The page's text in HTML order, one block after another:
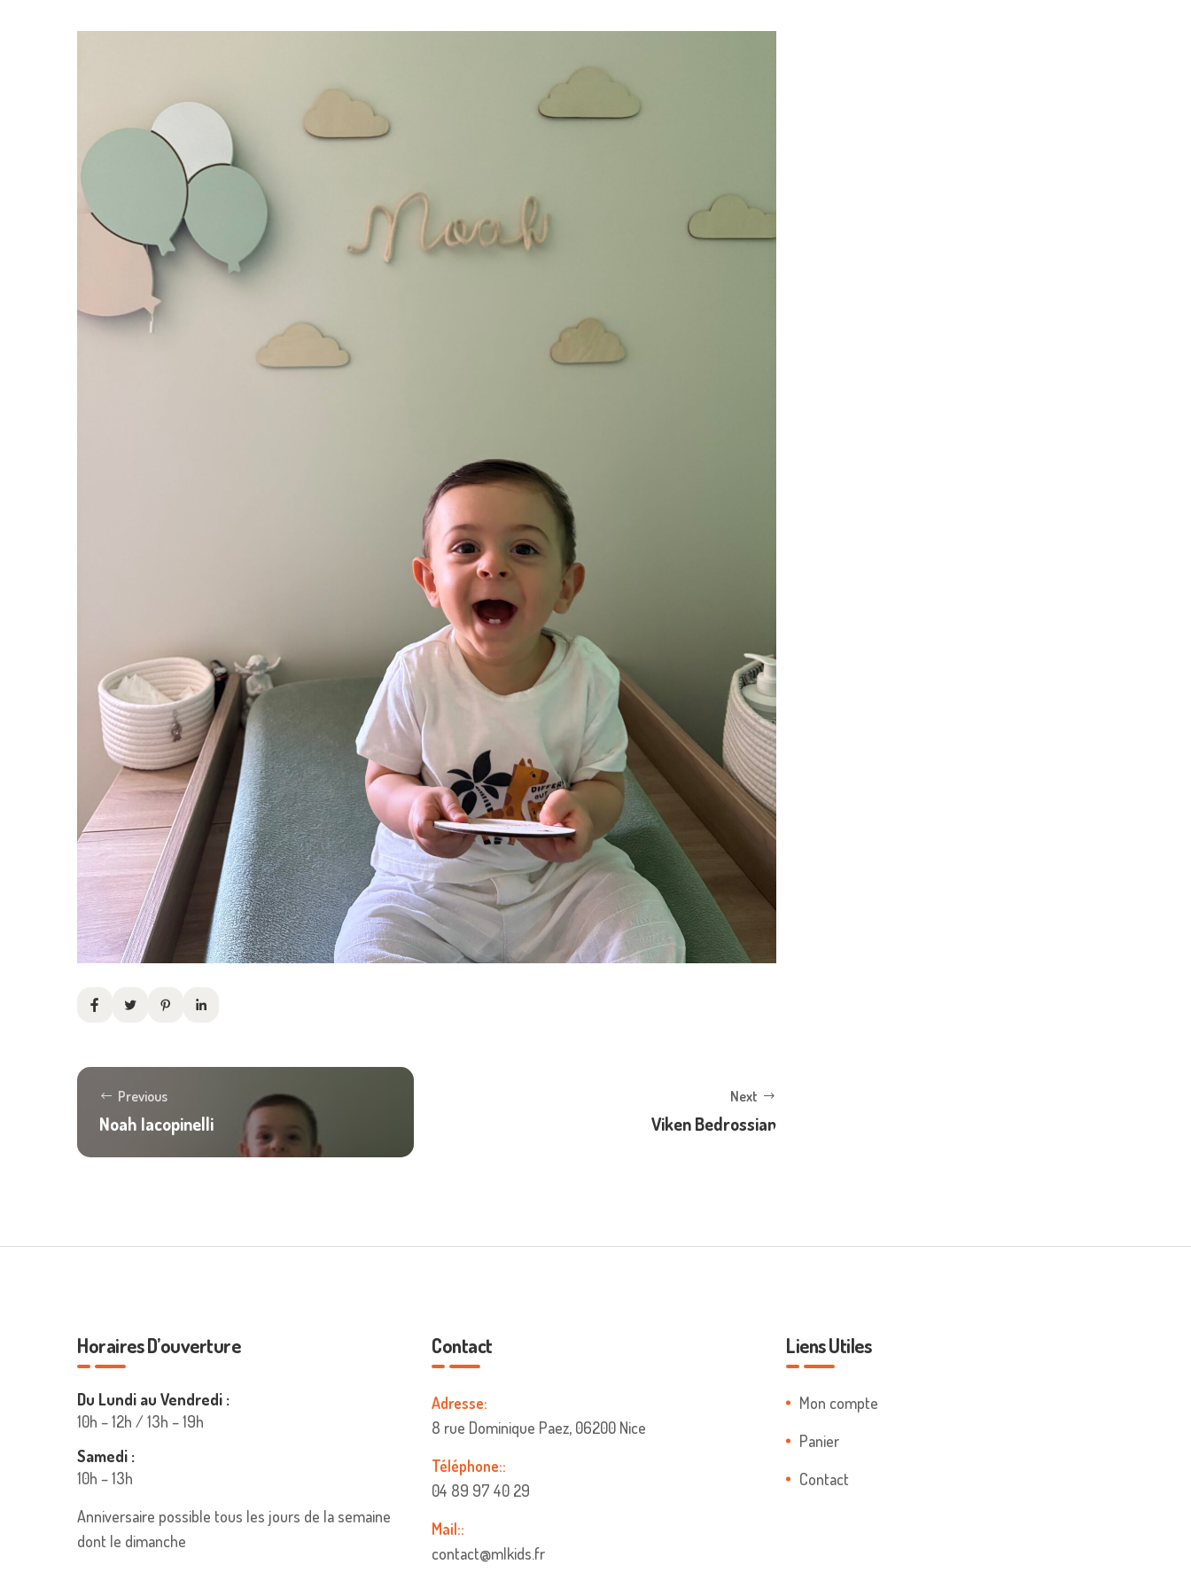
Previous
Noah Iacopinelli
Next
Viken Bedrossian
Horaires D’ouverture
Du Lundi au Vendredi :
10h – 12h / 13h – 19h
Samedi :
10h – 13h
Anniversaire possible tous les jours de la semaine
dont le dimanche
Contact
Adresse:
8 rue Dominique Paez, 06200 Nice
Téléphone::
04 89 97 40 29
Mail::
contact@mlkids.fr
Liens Utiles
Mon compte
Panier
Contact